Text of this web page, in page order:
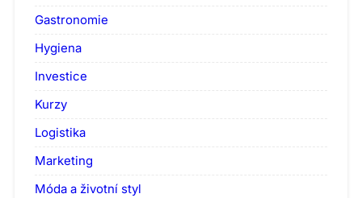
Gastronomie
Hygiena
Investice
Kurzy
Logistika
Marketing
Móda a životní styl